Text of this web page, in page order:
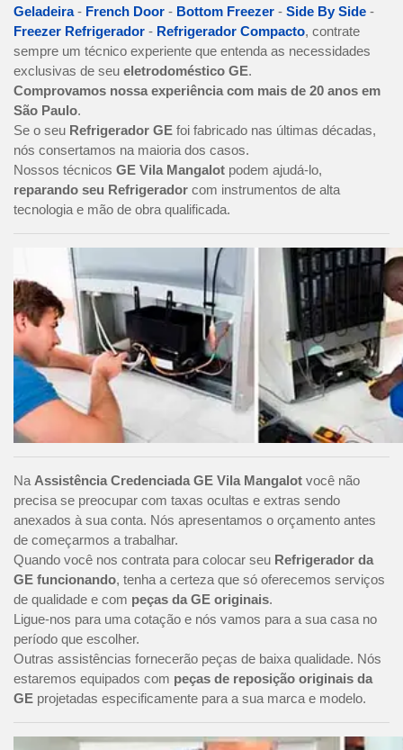
Geladeira- French Door - Bottom Freezer - Side By Side -
Freezer Refrigerador - Refrigerador Compacto, contrate
sempre um técnico experiente que entenda as necessidades
exclusivas de seu eletrodoméstico GE.
Comprovamos nossa experiência com mais de 20 anos em
São Paulo.
Se o seu Refrigerador GE foi fabricado nas últimas décadas,
nós consertamos na maioria dos casos.
Nossos técnicos GE Vila Mangalot podem ajudá-lo,
reparando seu Refrigerador com instrumentos de alta
tecnologia e mão de obra qualificada.
Na Assistência Credenciada GE Vila Mangalot você não
precisa se preocupar com taxas ocultas e extras sendo
anexados à sua conta. Nós apresentamos o orçamento antes
de começarmos a trabalhar.
Quando você nos contrata para colocar seu Refrigerador da
GE funcionando, tenha a certeza que só oferecemos serviços
de qualidade e com peças da GE originais.
Ligue-nos para uma cotação e nós vamos para a sua casa no
período que escolher.
Outras assistências fornecerão peças de baixa qualidade. Nós
estaremos equipados com peças de reposição originais da
GE projetadas especificamente para a sua marca e modelo.